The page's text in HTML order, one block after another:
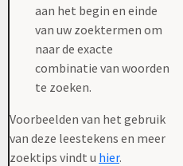
aan het begin en einde
van uw zoektermen om
naar de exacte
combinatie van woorden
te zoeken.
Voorbeelden van het gebruik
van deze leestekens en meer
zoektips vindt u hier.